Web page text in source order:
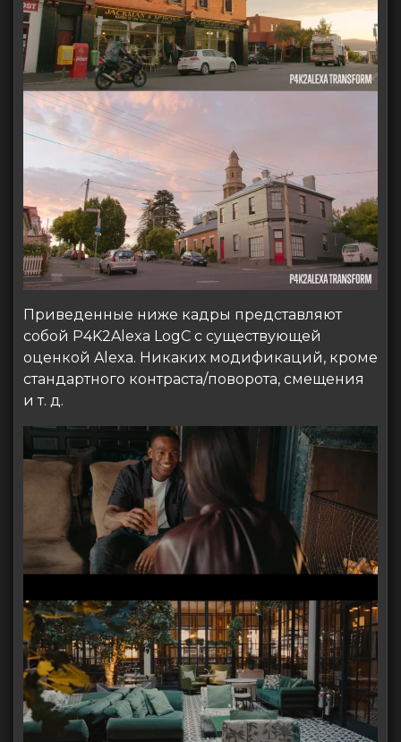
Приведенные ниже кадры представляют
собой P4K2Alexa LogC с существующей
оценкой Alexa. Никаких модификаций, кроме
стандартного контраста/поворота, смещения
и т. д.